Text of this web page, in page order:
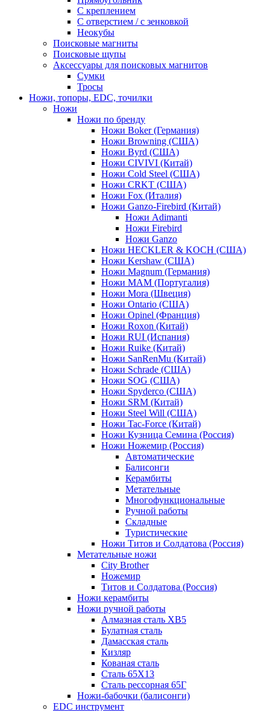
С креплением
С отверстием / с зенковкой
Неокубы
Поисковые магниты
Поисковые щупы
Аксессуары для поисковых магнитов
Сумки
Тросы
Ножи, топоры, EDC, точилки
Ножи
Ножи по бренду
Ножи Boker (Германия)
Ножи Browning (США)
Ножи Byrd (США)
Ножи CIVIVI (Китай)
Ножи Cold Steel (США)
Ножи CRKT (США)
Ножи Fox (Италия)
Ножи Ganzo-Firebird (Китай)
Ножи Adimanti
Ножи Firebird
Ножи Ganzo
Ножи HECKLER & KOCH (США)
Ножи Kershaw (США)
Ножи Magnum (Германия)
Ножи MAM (Португалия)
Ножи Mora (Швеция)
Ножи Ontario (США)
Ножи Opinel (Франция)
Ножи Roxon (Китай)
Ножи RUI (Испания)
Ножи Ruike (Китай)
Ножи SanRenMu (Китай)
Ножи Schrade (США)
Ножи SOG (США)
Ножи Spyderco (США)
Ножи SRM (Китай)
Ножи Steel Will (США)
Ножи Tac-Force (Китай)
Ножи Кузница Семина (Россия)
Ножи Ножемир (Россия)
Автоматические
Балисонги
Керамбиты
Метательные
Многофункциональные
Ручной работы
Складные
Туристические
Ножи Титов и Солдатова (Россия)
Метательные ножи
City Brother
Ножемир
Титов и Солдатова (Россия)
Ножи керамбиты
Ножи ручной работы
Алмазная сталь ХВ5
Булатная сталь
Дамасская сталь
Кизляр
Кованая сталь
Сталь 65Х13
Сталь рессорная 65Г
Ножи-бабочки (балисонги)
EDC инструмент